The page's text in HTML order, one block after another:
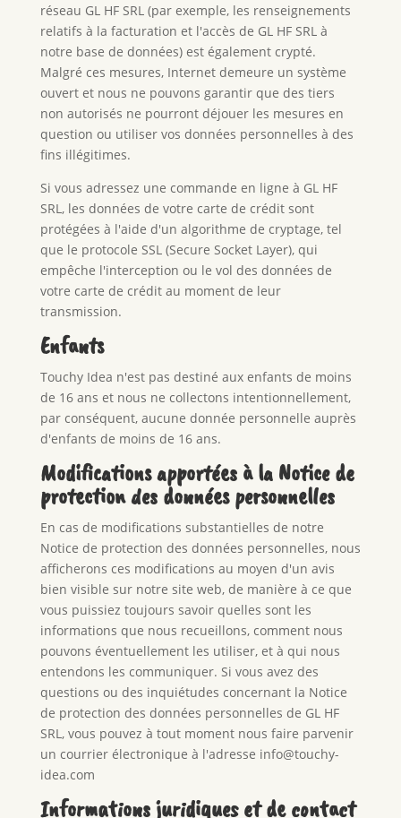
réseau GL HF SRL (par exemple, les renseignements
relatifs à la facturation et l'accès de GL HF SRL à
notre base de données) est également crypté.
Malgré ces mesures, Internet demeure un système
ouvert et nous ne pouvons garantir que des tiers
non autorisés ne pourront déjouer les mesures en
question ou utiliser vos données personnelles à des
fins illégitimes.
Si vous adressez une commande en ligne à GL HF
SRL, les données de votre carte de crédit sont
protégées à l'aide d'un algorithme de cryptage, tel
que le protocole SSL (Secure Socket Layer), qui
empêche l'interception ou le vol des données de
votre carte de crédit au moment de leur
transmission.
Enfants
Touchy Idea n'est pas destiné aux enfants de moins
de 16 ans et nous ne collectons intentionnellement,
par conséquent, aucune donnée personnelle auprès
d'enfants de moins de 16 ans.
Modifications apportées à la Notice de
protection des données personnelles
En cas de modifications substantielles de notre
Notice de protection des données personnelles, nous
afficherons ces modifications au moyen d'un avis
bien visible sur notre site web, de manière à ce que
vous puissiez toujours savoir quelles sont les
informations que nous recueillons, comment nous
pouvons éventuellement les utiliser, et à qui nous
entendons les communiquer. Si vous avez des
questions ou des inquiétudes concernant la Notice
de protection des données personnelles de GL HF
SRL, vous pouvez à tout moment nous faire parvenir
un courrier électronique à l'adresse info@touchy-
idea.com
Informations juridiques et de contact